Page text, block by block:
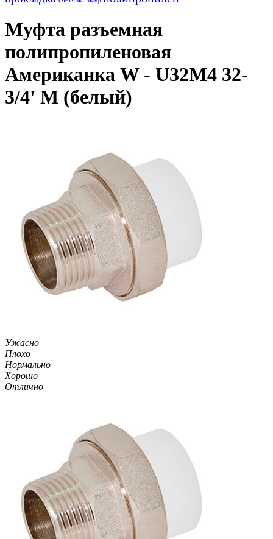
Муфта разъемная
полипропиленовая
Американка W - U32M4 32-
3/4' M (белый)
Ужасно
Плохо
Нормально
Хорошо
Отлично